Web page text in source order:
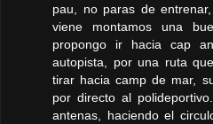
pau, no paras de
viene montamos una
propongo ir hacia cap
autopista, por una ruta
tirar hacia camp de mar,
por directo al
antenas, haciendo el